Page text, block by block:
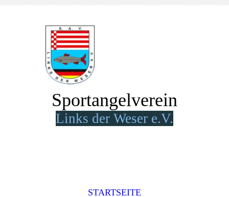
Sportangelverein
Links der Weser e.V.
STARTSEITE